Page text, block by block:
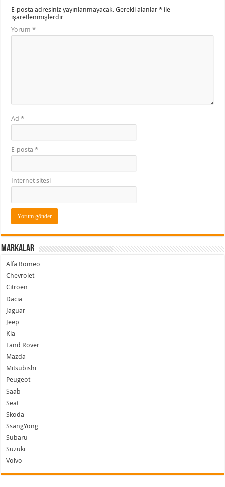
E-posta adresiniz yayınlanmayacak. Gerekli alanlar* ile
işaretlenmişlerdir
Yorum*
Ad*
E-posta*
İnternet sitesi
Markalar
Alfa Romeo
Chevrolet
Citroen
Dacia
Jaguar
Jeep
Kia
Land Rover
Mazda
Mitsubishi
Peugeot
Saab
Seat
Skoda
SsangYong
Subaru
Suzuki
Volvo